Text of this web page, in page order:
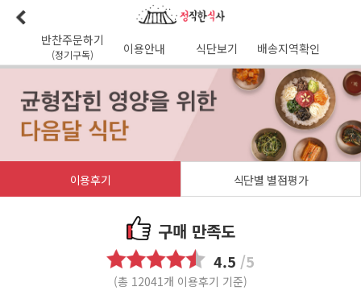
반찬주문하기
(정기구독) 이용안내 식단보기 배송지역확인
이용후기 배송가능지역
식단사진 1:1문의 다음달식단
이용약관
배송시간 오전7시 이전 배송 보장 (새벽배송 가능지역)
이용후기 식단별 별점평가
구매 만족도
4.5 /5
(총 12041개 이용후기 기준)